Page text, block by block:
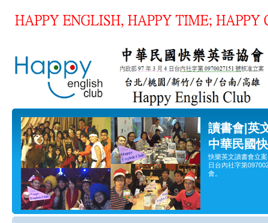
讀書會|英
中華民國
快樂英文讀書會立
日台內社字第
會。